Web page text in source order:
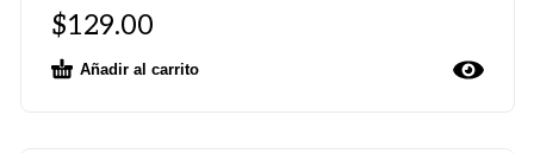
$129.00
Añadir al carrito